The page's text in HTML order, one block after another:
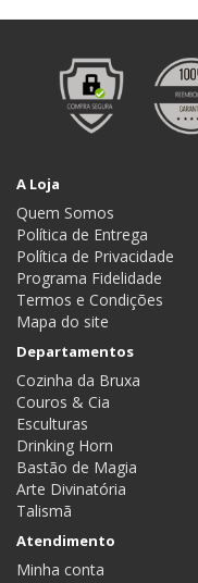
A Loja
Quem Somos
Política de Entrega
Política de Privacidade
Programa Fidelidade
Termos e Condições
Mapa do site
Departamentos
Cozinha da Bruxa
Couros & Cia
Esculturas
Drinking Horn
Bastão de Magia
Arte Divinatória
Talismã
Atendimento
Minha conta